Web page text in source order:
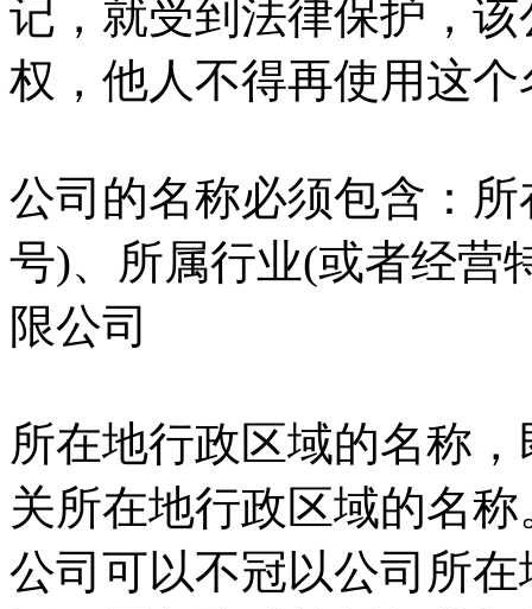
记，就受到法律保护，
权，他人不得再使用这个
公司的名称必须包含：
号)、所属行业(或者经营
限公司
所在地行政区域的名称
关所在地行政区域的名
公司可以不冠以公司所